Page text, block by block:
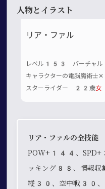
人物とイラスト
リア・ファル
レベル153 バーチャル
キャラクターの電脳魔術士✕
スターライダー 22歳女
リア・ファルの全技能
POW+144、
ッキング88、情報
縦30、空中戦30、